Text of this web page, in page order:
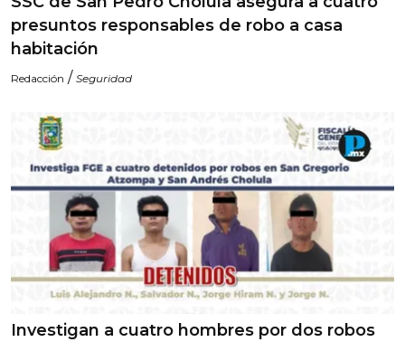
presuntos responsables de robo a casa
habitación
Redacción / Seguridad
Investigan a cuatro hombres por dos robos